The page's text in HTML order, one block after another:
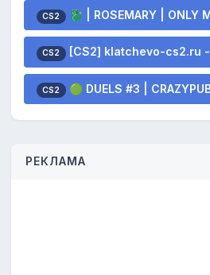
CS2 🐉 | ROSEMARY | ONLY MIRAGE |
CS2 [CS2] klatchevo-cs2.ru -
CS2 🟢 DUELS #3 |
РЕКЛАМА